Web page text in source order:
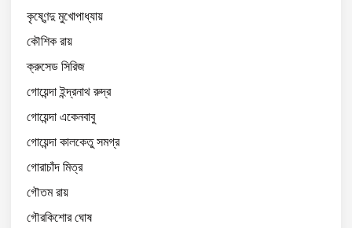
কৃষ্ণেন্দু মুখোপাধ্যায়
কৌশিক রায়
ক্রুসেড সিরিজ
গোয়েন্দা ইন্দ্রনাথ রুদ্র
গোয়েন্দা একেনবাবু
গোয়েন্দা কালকেতু সমগ্র
গোরাচাঁদ মিত্র
গৌতম রায়
গৌরকিশোর ঘোষ